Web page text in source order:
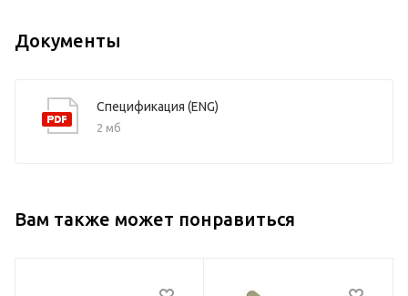
Документы
Спецификация (ENG)
2 мб
Вам также может понравиться